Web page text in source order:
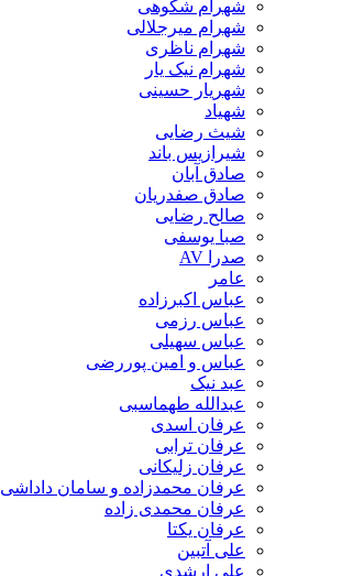
شهرام شکوهی
شهرام میرجلالی
شهرام ناظری
شهرام نیک یار
شهریار حسینی
شهیاد
شیث رضایی
شیرازیس باند
صادق آبان
صادق صفدریان
صالح رضایی
صبا یوسفی
صدرا AV
عامر
عباس اکبرزاده
عباس رزمی
عباس سهیلی
عباس و امین پوررضی
عبد نیک
عبدالله طهماسبی‎
عرفان اسدی
عرفان ترابی
عرفان زلیکانی
عرفان محمدزاده و سامان داداشی
عرفان محمدی زاده
عرفان یکتا
علی آتبین
علی ارشدی